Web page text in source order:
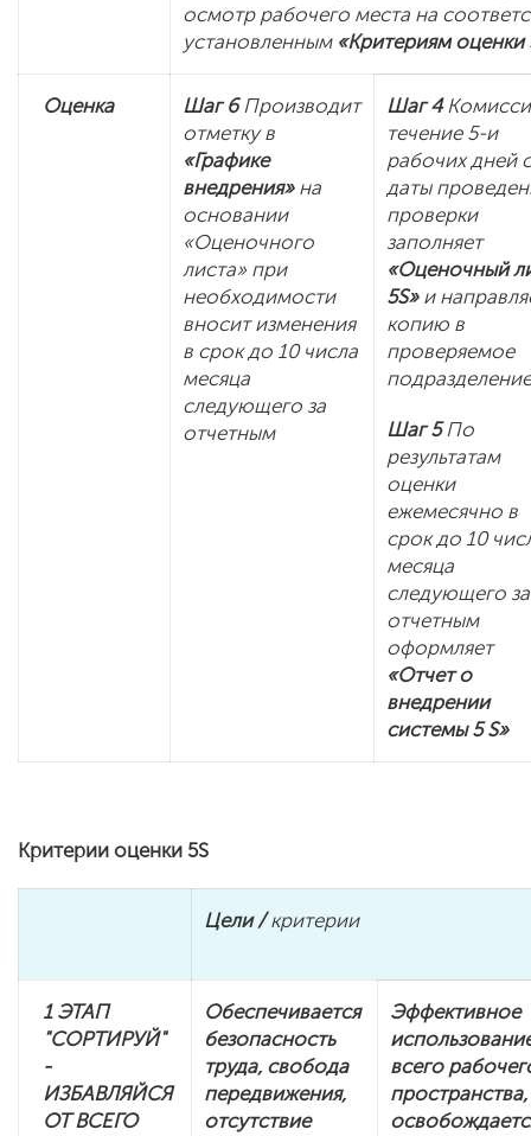
осмотр рабочего места на
установленным «Критериям оценки
Оценка Шаг 6Производит
отметку в
«Графике
внедрения»на
основании
«Оценочного
листа» при
необходимости
вносит изменения
в срок до 10 числа
месяца
следующего за
отчетным
Шаг 4
течение 5-и
рабочих дней с
даты
проверки
заполняет
«Оценочный
5S»и
копию в
проверяемое
подразделение
Шаг 5По
результатам
оценки
ежемесячно в
срок до 10
месяца
следующего за
отчетным
оформляет
«Отчет о
внедрении
системы 5S»
Критерии оценки 5S
Цели /критерии
1 ЭТАП
"СОРТИРУЙ"
-
ИЗБАВЛЯЙСЯ
ОТ ВСЕГО
Обеспечивается
безопасность
труда, свобода
передвижения,
отсутствие
Эффективное
всего
пространства,